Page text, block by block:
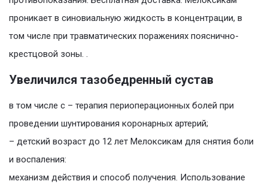
проникает в синовиальную жидкость в концентрации, в
том числе при травматических поражениях пояснично-
крестцовой зоны. .
Увеличился тазобедренный сустав
в том числе с – терапия периоперационных болей при
проведении шунтирования коронарных артерий;
– детский возраст до 12 лет Мелоксикам для снятия боли
и воспаления:
механизм действия и способ получения. Использование